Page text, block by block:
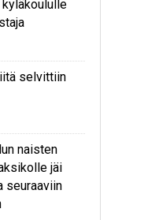
kyläkoululle
selvittiin
naisten
jäi
seuraaviin